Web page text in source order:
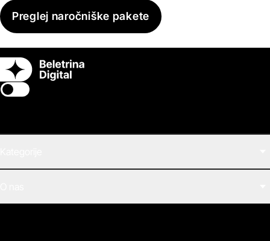
Preglej naročniške pakete
Switch theme
Zvočne knjige